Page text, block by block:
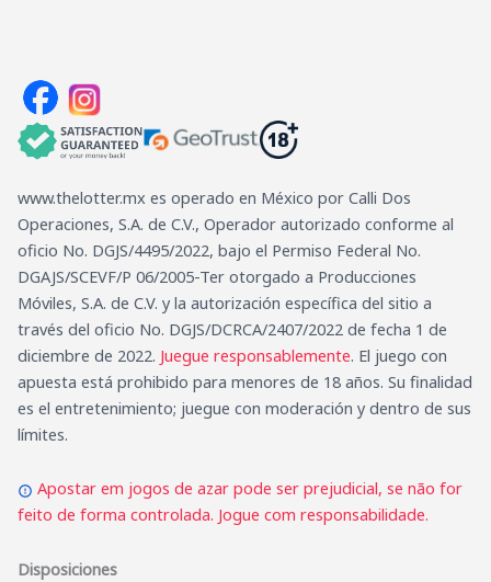
www.thelotter.mx es operado en México por Calli Dos
Operaciones, S.A. de C.V., Operador autorizado conforme al
oficio No. DGJS/4495/2022, bajo el Permiso Federal No.
DGAJS/SCEVF/P 06/2005-Ter otorgado a Producciones
Móviles, S.A. de C.V. y la autorización específica del sitio a
través del oficio No. DGJS/DCRCA/2407/2022 de fecha 1 de
diciembre de 2022. Juegue responsablemente. El juego con
apuesta está prohibido para menores de 18 años. Su finalidad
es el entretenimiento; juegue con moderación y dentro de sus
límites.
Apostar em jogos de azar pode ser prejudicial, se não for
feito de forma controlada. Jogue com responsabilidade.
Disposiciones